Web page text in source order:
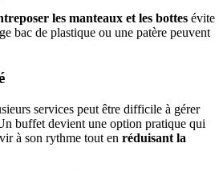
les manteaux et les bottes évite
bac de plastique ou une patère peuvent
services peut être difficile à gérer
buffet devient une option pratique qui
à son rythme tout en réduisant la